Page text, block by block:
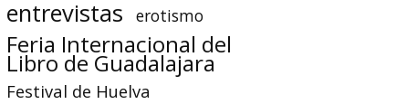
entrevistas erotismo
Feria Internacional del
Libro de Guadalajara
Festival de Huelva